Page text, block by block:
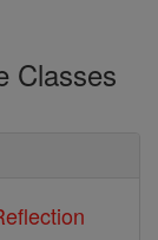
Classes